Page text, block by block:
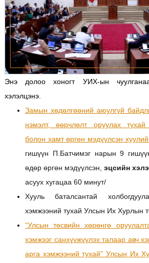
Энэ долоо хоногт УИХ-ын
хэлэлцэнэ.
Замын хөдөлгөөний аюулгүй
нэмэлт, өөрчлөлт оруулах
болон хамт өргөн мэдүүлсэн
гишүүн П.Батчимэг нарын 9
өдөр өргөн мэдүүлсэн,эцсийн
асуух хугацаа 60 минут/
Хууль баталсантай
хэмжээний тухай Улсын Их Хурлын
“Улсын төсвийн хөрөнгө
хэмжээг санхүүжүүлэх талаар авч
арга хэмжээний тухай” Улсын Их